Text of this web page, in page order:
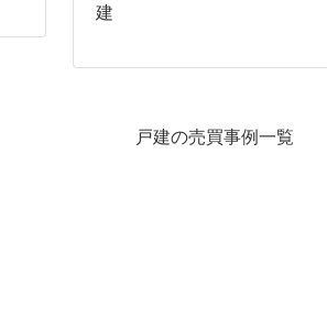
建
戸建の売買事例一覧